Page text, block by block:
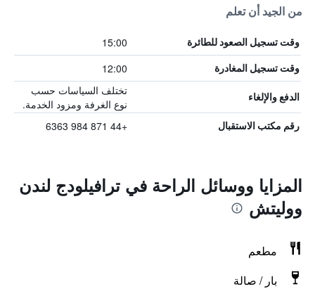
من الجيد أن تعلم
وقت تسجيل الصعود للطائرة 15:00
وقت تسجيل المغادرة 12:00
الدفع والإلغاء
تختلف السياسات حسب
نوع الغرفة ومزود الخدمة.
رقم مكتب الاستقبال +44 871 984 6363
المزايا ووسائل الراحة في ترافيلودج لندن
ووليتش
مطعم
بار / صالة